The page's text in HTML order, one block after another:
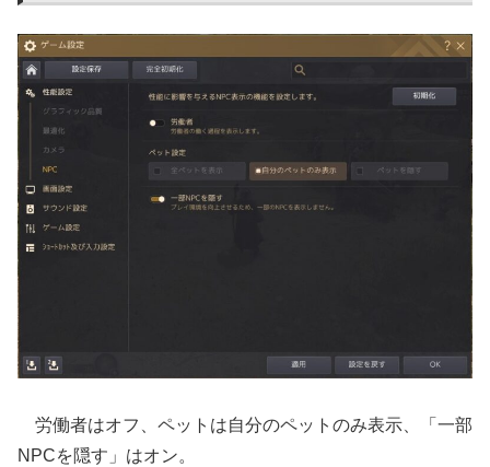
労働者はオフ、ペットは自分のペットのみ表示、「一部
NPCを隠す」はオン。